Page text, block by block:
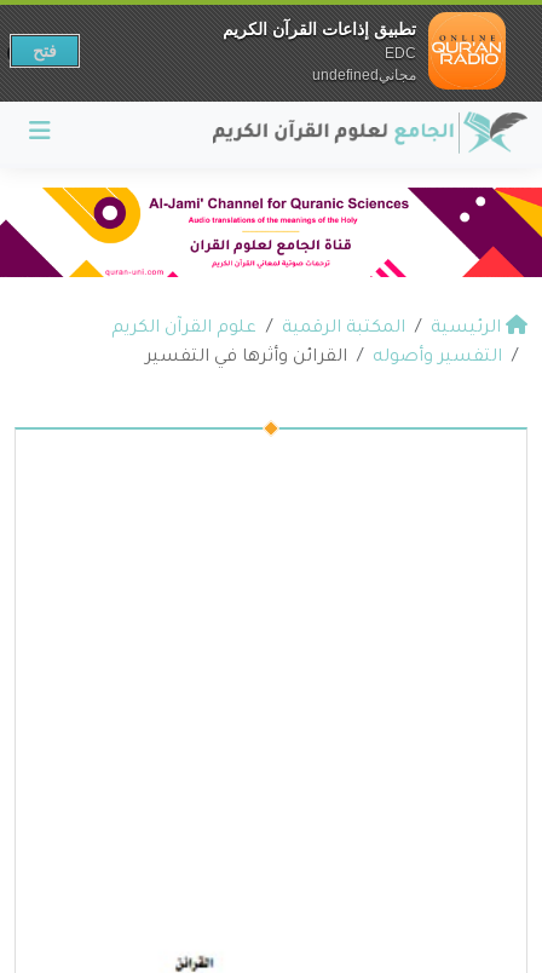
الرئيسية المكتبة الرقمية
علوم القرآن الكريم
التفسير وأصوله
القرائن وأثرها في التفسير
تطبيق إذاعات القرآن الكريم
EDC
مجانيundefined
فتح